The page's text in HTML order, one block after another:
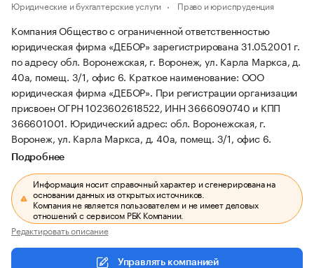
Юридические и бухгалтерские услуги Право и юриспруденция
Компания Общество с ограниченной ответственностью
юридическая фирма «ДЕБОР» зарегистрирована 31.05.2001 г.
по адресу обл. Воронежская, г. Воронеж, ул. Карла Маркса, д.
40а, помещ. 3/1, офис 6. Краткое наименование: ООО
юридическая фирма «ДЕБОР». При регистрации организации
присвоен ОГРН 1023602618522, ИНН 3666090740 и КПП
366601001. Юридический адрес: обл. Воронежская, г.
Воронеж, ул. Карла Маркса, д. 40а, помещ. 3/1, офис 6.
Подробнее
Информация носит справочный характер и сгенерирована на
основании данных из открытых источников.
Компания не является пользователем и не имеет деловых
отношений с сервисом РБК Компании.
Редактировать описание
Управлять компанией